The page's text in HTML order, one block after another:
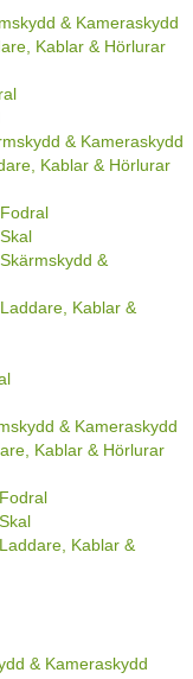
& Kameraskydd
Kablar & Hörlurar
& Kameraskydd
Kablar & Hörlurar
&
Kablar &
& Kameraskydd
Kablar & Hörlurar
Kablar &
& Kameraskydd